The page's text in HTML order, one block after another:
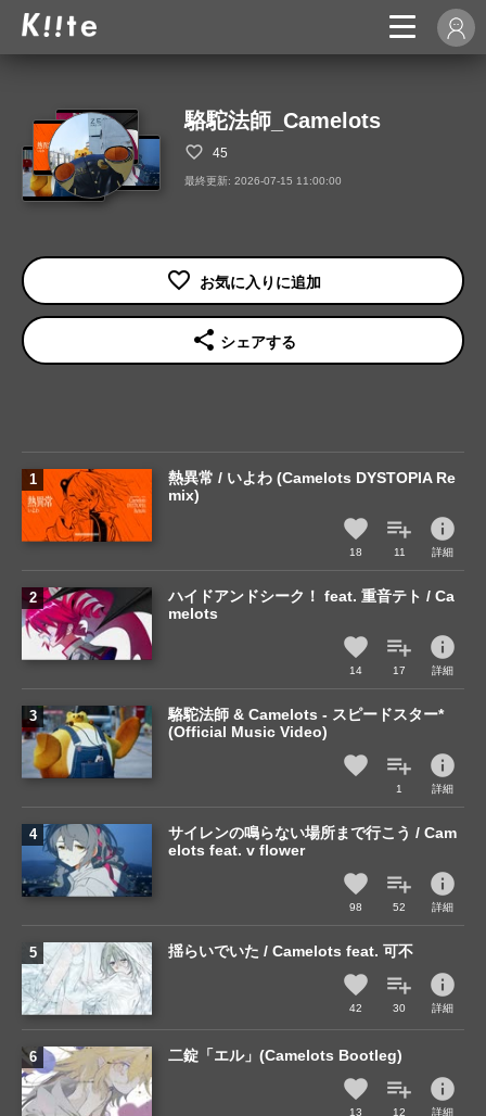
駱駝法師_Camelots
45
最終更新: 2026-07-15 11:00:00
share シェアする
熱異常 / いよわ (Camelots DYSTOPIA Re
mix)
18 11
info
詳細
ハイドアンドシーク！ feat. 重音テト / Ca
melots
14 17
info
詳細
駱駝法師 & Camelots - スピードスター*
(Official Music Video)
1
info
詳細
サイレンの鳴らない場所まで行こう / Cam
elots feat. v flower
98 52
info
詳細
揺らいでいた / Camelots feat. 可不
42 30
info
詳細
二錠「エル」(Camelots Bootleg)
13 12
info
詳細